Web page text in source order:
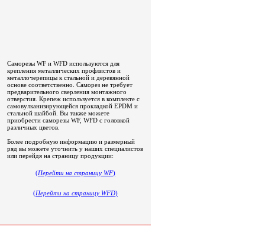
Саморезы WF и WFD используются для
крепления металлических профлистов и
металлочерепицы к стальной и деревянной
основе соответственно. Саморез не требует
предварительного сверления монтажного
отверстия. Крепеж используется в комплекте с
самовулканизирующейся прокладкой EPDM и
стальной шайбой. Вы также можете
приобрести саморезы WF, WFD c головкой
различных цветов.
Более подробную информацию и размерный
ряд вы можете уточнить у наших специалистов
или перейдя на страницу продукции:
(Перейти на страницу WF)
(Перейти на страницу WFD)